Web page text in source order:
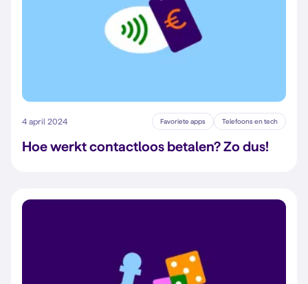
4 april 2024 Favoriete apps Telefoons en tech
Hoe werkt contactloos betalen? Zo dus!